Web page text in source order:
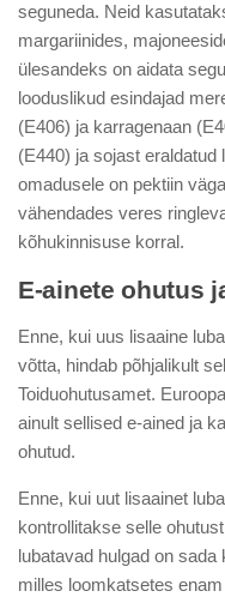
seguneda. Neid
margariinides,
ülesandeks on aidata
looduslikud esindajad
(E406) ja karragenaan
(E440) ja sojast
omadusele on pektiin
vähendades veres
kõhukinnisuse korral.
E-ainete ohutus
Enne, kui uus lisaaine
võtta, hindab põhjalikult
Toiduohutusamet.
ainult sellised e-ained ja
ohutud.
Enne, kui uut lisaainet
kontrollitakse selle
lubatavad hulgad on
milles loomkatsetes